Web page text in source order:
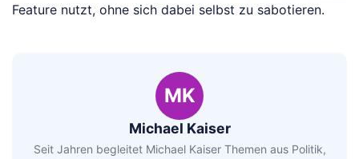
Feature nutzt, ohne sich dabei selbst zu sabotieren.
MK
Michael Kaiser
Seit Jahren begleitet Michael Kaiser Themen aus Politik,